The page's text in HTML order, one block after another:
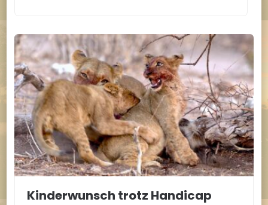
Kinderwunsch trotz Handicap